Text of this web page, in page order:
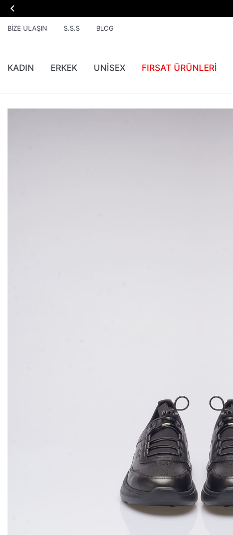

BIZE ULAŞIN S.S.S BLOG
KADIN ERKEK UNİSEX FIRSAT ÜRÜNLERI